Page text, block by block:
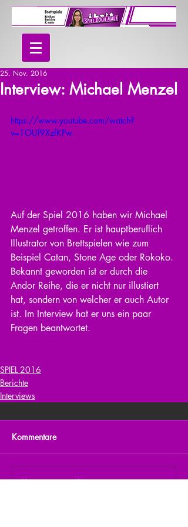
Interview: Michael Menzel
25. Nov. 2016
https://www.youtube.com/watch?
v=1OUf9XzfKPw
Auf der Spiel 2016 haben wir Michael
Menzel getroffen. Er ist hauptberuflich
Illustrator von Brettspielen wie zum
Beispiel Catan, Stone Age oder Rokoko.
Bekannt geworden ist er durch die
Andor Reihe, die er nicht nur illustiert
hat, sondern von welcher er auch Autor
ist. Im Interview hat er uns ein paar
Fragen beantwortet.
SPIEL 2016
Berichte
Interviews
Kommentare
Kommentar verfassen...